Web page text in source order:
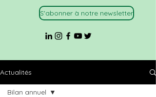
S'abonner à notre newsletter
Actualités
Bilan annuel